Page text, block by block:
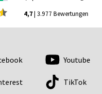
4,7| 3.977 Bewertungen
Youtube
TikTok